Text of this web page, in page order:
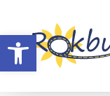
Otwórz